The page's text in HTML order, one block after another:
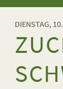
DIENSTAG,